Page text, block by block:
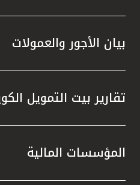
بيان الأجور والعمولات
تقارير بيت التمويل
المؤسسات المالية